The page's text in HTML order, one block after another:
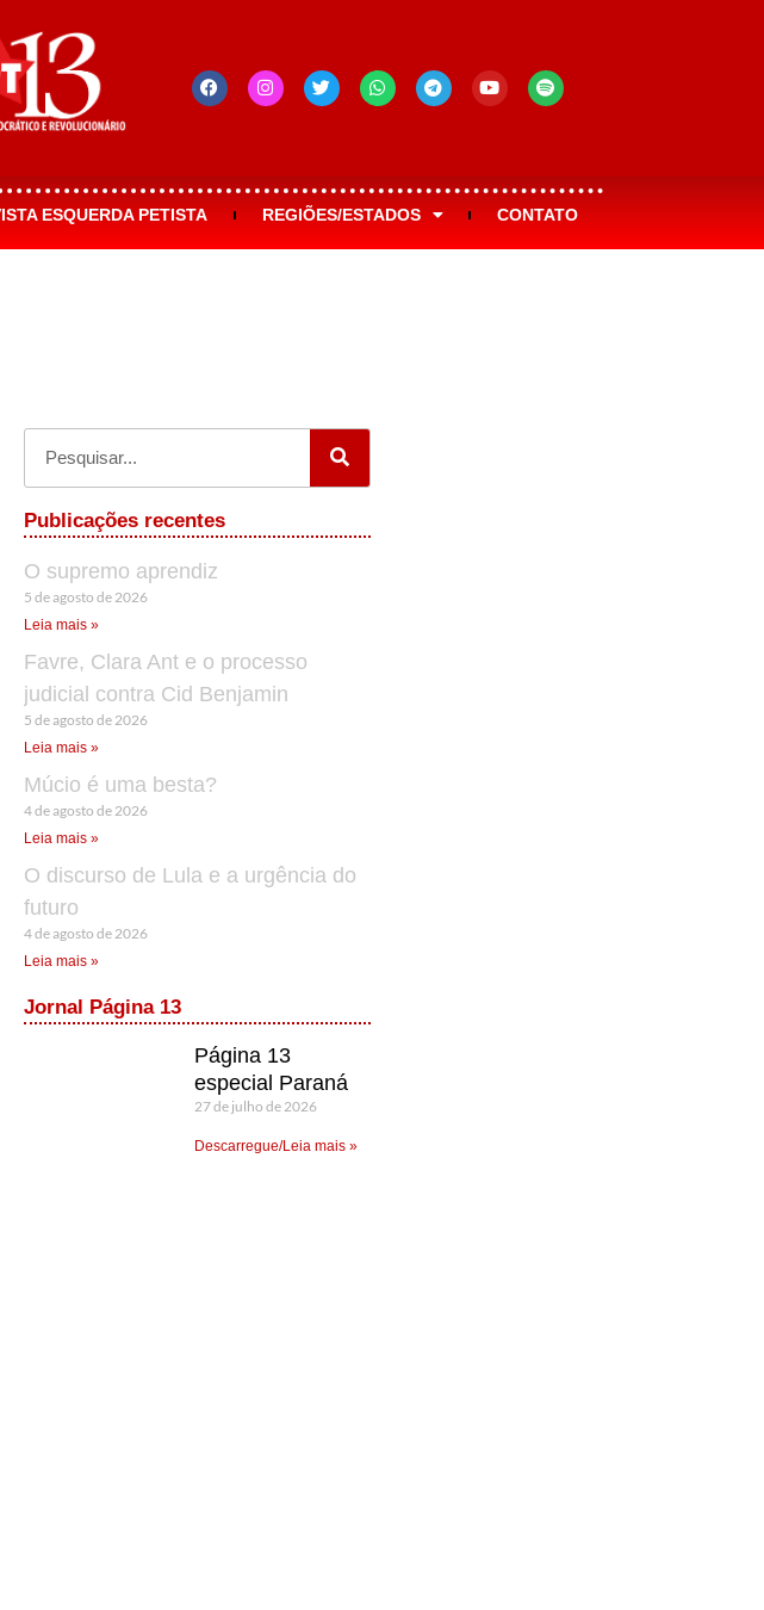
ESQUERDA PETISTA REGIÕES/ESTADOS CONTATO
Publicações recentes
O supremo aprendiz
5 de agosto de 2026
Leia mais »
Favre, Clara Ant e o processo
judicial contra Cid Benjamin
5 de agosto de 2026
Leia mais »
Múcio é uma besta?
4 de agosto de 2026
Leia mais »
O discurso de Lula e a urgência do
futuro
4 de agosto de 2026
Leia mais »
Jornal Página 13
Página 13
especial Paraná
27 de julho de 2026
Descarregue/Leia mais »